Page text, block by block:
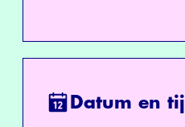
Datum en